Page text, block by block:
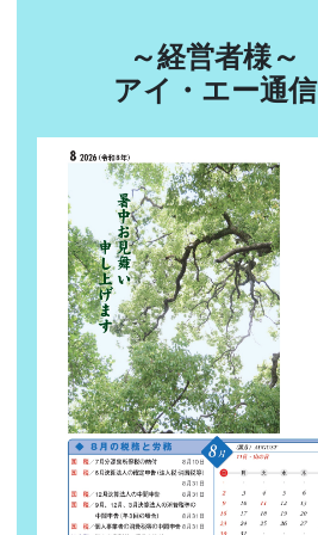
～経営者様～
アイ・エー通信